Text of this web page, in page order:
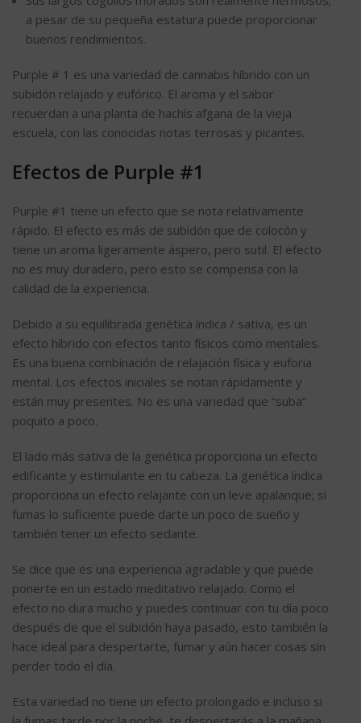
a pesar de su pequeña estatura puede proporcionar
buenos rendimientos.
Purple # 1 es una variedad de cannabis híbrido con un
subidón relajado y eufórico. El aroma y el sabor
recuerdan a una planta de hachís afgana de la vieja
escuela, con las conocidas notas terrosas y picantes.
Efectos de Purple #1
Purple #1 tiene un efecto que se nota relativamente
rápido. El efecto es más de subidón que de colocón y
tiene un aroma ligeramente áspero, pero sutil. El efecto
no es muy duradero, pero esto se compensa con la
calidad de la experiencia.
Debido a su equilibrada genética índica / sativa, es un
efecto híbrido con efectos tanto físicos como mentales.
Es una buena combinación de relajación física y euforia
mental. Los efectos iniciales se notan rápidamente y
están muy presentes. No es una variedad que “suba”
poquito a poco.
El lado más sativa de la genética proporciona un efecto
edificante y estimulante en tu cabeza. La genética índica
proporciona un efecto relajante con un leve apalanque; si
fumas lo suficiente puede darte un poco de sueño y
también tener un efecto sedante.
Se dice que es una experiencia agradable y que puede
ponerte en un estado meditativo relajado. Como el
efecto no dura mucho y puedes continuar con tu día poco
después de que el subidón haya pasado, esto también la
hace ideal para despertarte, fumar y aún hacer cosas sin
perder todo el día.
Esta variedad no tiene un efecto prolongado e incluso si